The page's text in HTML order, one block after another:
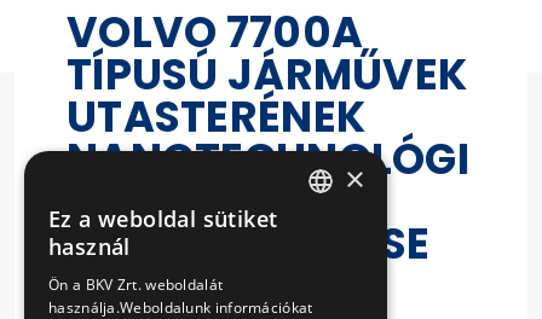
VOLVO 7700A
TÍPUSÚ JÁRMŰVEK
UTASTERÉNEK
NANOTECHNOLÓGI
ÁS
FELÜLETKEZELÉSE
Eljárás száma
V-465/14
×
Ez a weboldal sütiket
használ
Ön a BKV Zrt. weboldalát
használja.Weboldalunk információkat